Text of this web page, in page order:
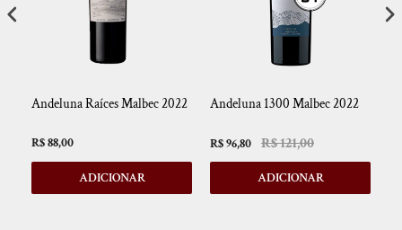
Andeluna Raíces Malbec 2022
R$ 88,00
ADICIONAR
Andeluna 1300 Malbec 2022
R$ 96,80 R$ 121,00
ADICIONAR